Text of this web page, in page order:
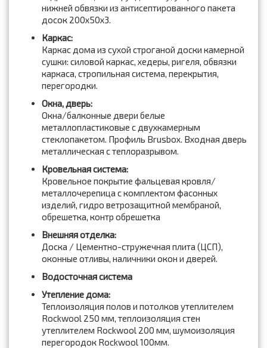
нижней обвязки из антисептированного пакета
досок 200x50x3.
Каркас:
Каркас дома из сухой строганой доски камерной
сушки: силовой каркас, хедеры, ригеля, обвязки
каркаса, стропильная система, перекрытия,
перегородки.
Окна, дверь:
Окна/балконные двери белые
металлопластиковые с двухкамерным
стеклопакетом. Профиль Brusbox. Входная дверь
металлическая с теплоразрывом.
Кровельная система:
Кровельное покрытие фальцевая кровля/
металлочерепица с комплектом фасонных
изделий, гидро ветрозащитной мембраной,
обрешетка, контр обрешетка
Внешняя отделка:
Доска / Цементно-стружечная плита (ЦСП),
оконные отливы, наличники окон и дверей.
Водосточная система
Утепление дома:
Теплоизоляция полов и потолков утеплителем
Rockwool 250 мм, теплоизоляция стен
утеплителем Rockwool 200 мм, шумоизоляция
перегородок Rockwool 100мм.